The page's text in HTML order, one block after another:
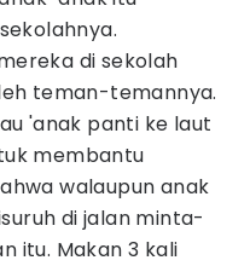
di sekolah
teman-temannya.
'anak panti ke laut
membantu
walaupun anak
di jalan minta-
itu. Makan 3 kali